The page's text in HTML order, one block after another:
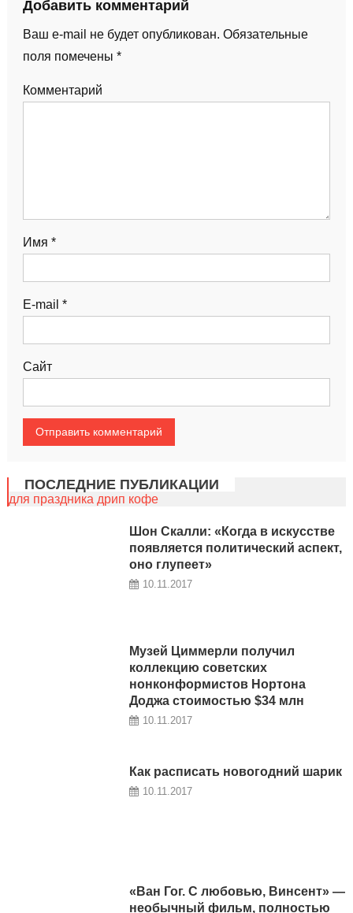
Добавить комментарий
Ваш e-mail не будет опубликован. Обязательные
поля помечены *
Комментарий
Имя *
E-mail *
Сайт
ПОСЛЕДНИЕ ПУБЛИКАЦИИ
для праздника дрип кофе
Шон Скалли: «Когда в искусстве
появляется политический аспект,
оно глупеет»
10.11.2017
Музей Циммерли получил
коллекцию советских
нонконформистов Нортона
Доджа стоимостью $34 млн
10.11.2017
Как расписать новогодний шарик
10.11.2017
«Ван Гог. С любовью, Винсент» —
необычный фильм, полностью